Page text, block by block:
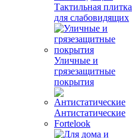
Тактильная плитка
для слабовидящих
Уличные и
грязезащитные
покрытия
Антистатические
Fortelook